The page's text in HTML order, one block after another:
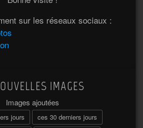
sur les réseaux sociaux :
IMAGES
Images ajoutées
jours
ces 30 derniers jours